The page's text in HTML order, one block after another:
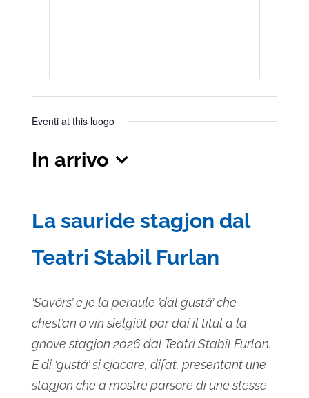
Eventi at this luogo
In arrivo
data.
La sauride stagjon dal
Teatri Stabil Furlan
‘Savôrs’ e je la peraule ’dal gustâ’ che
chest’an o vin sielgiût par dai il titul a la
gnove stagjon 2026 dal Teatri Stabil Furlan.
E di ‘gustâ’ si cjacare, difat, presentant une
stagjon che a mostre parsore di une stesse